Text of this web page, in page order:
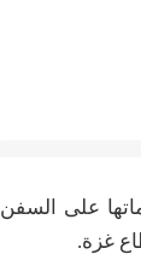
على السفن
غزة.